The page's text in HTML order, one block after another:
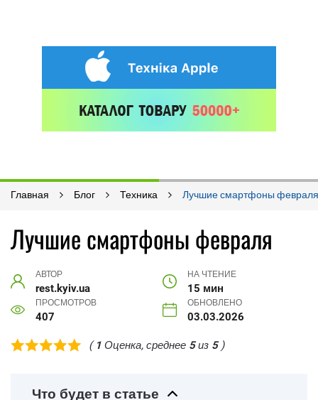
Главная Блог Техника Лучшие смартфоны февраля
Лучшие смартфоны февраля
АВТОР
rest.kyiv.ua
НА ЧТЕНИЕ
15 мин
ПРОСМОТРОВ
407
ОБНОВЛЕНО
03.03.2026
( 1 Оценка, среднее 5из 5)
Что будет в статье